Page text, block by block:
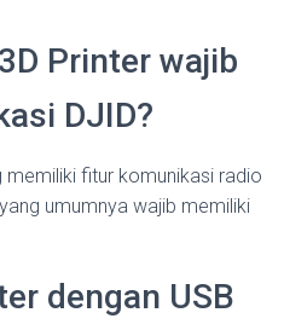
Printer wajib
DJID?
memiliki fitur komunikasi radio
umumnya wajib memiliki
dengan USB